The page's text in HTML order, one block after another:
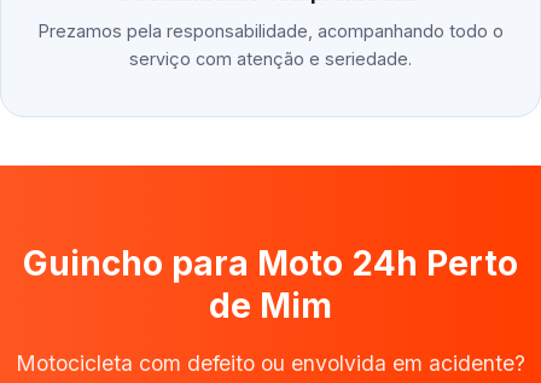
Prezamos pela responsabilidade, acompanhando todo o
serviço com atenção e seriedade.
Guincho para Moto 24h Perto
de Mim
Motocicleta com defeito ou envolvida em acidente?